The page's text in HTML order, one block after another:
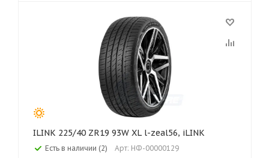
ILINK 225/40 ZR19 93W XL l-zeal56, iLINK
Есть в наличии (2) Арт: НФ-00000129